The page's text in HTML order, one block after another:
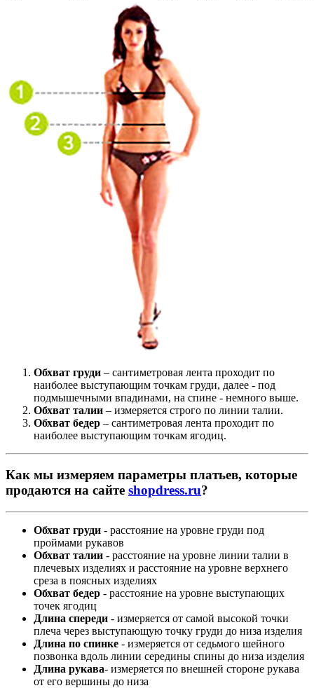
Обхват груди – сантиметровая лента проходит по
наиболее выступающим точкам груди, далее - под
подмышечными впадинами, на спине - немного выше.
Обхват талии – измеряется строго по линии талии.
Обхват бедер – сантиметровая лента проходит по
наиболее выступающим точкам ягодиц.
Как мы измеряем параметры платьев, которые
продаются на сайте shopdress.ru?
Обхват груди - расстояние на уровне груди под
проймами рукавов
Обхват талии - расстояние на уровне линии талии в
плечевых изделиях и расстояние на уровне верхнего
среза в поясных изделиях
Обхват бедер - расстояние на уровне выступающих
точек ягодиц
Длина спереди - измеряется от самой высокой точки
плеча через выступающую точку груди до низа изделия
Длина по спинке - измеряется от седьмого шейного
позвонка вдоль линии середины спины до низа изделия
Длина рукава- измеряется по внешней стороне рукава
от его вершины до низа